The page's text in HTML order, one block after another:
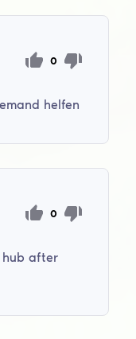
0
helfen
0
hub after